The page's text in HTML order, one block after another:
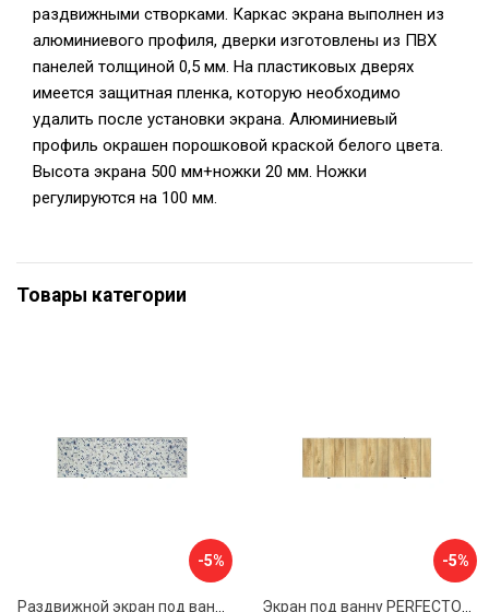
раздвижными створками. Каркас экрана выполнен из
алюминиевого профиля, дверки изготовлены из ПВХ
панелей толщиной 0,5 мм. На пластиковых дверях
имеется защитная пленка, которую необходимо
удалить после установки экрана. Алюминиевый
профиль окрашен порошковой краской белого цвета.
Высота экрана 500 мм+ножки 20 мм. Ножки
регулируются на 100 мм.
Товары категории
-5% -5%